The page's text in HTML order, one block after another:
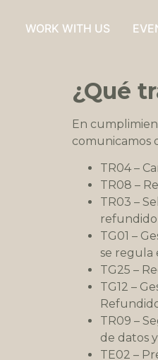
WORK WITH US
¿Qué
En
comunicamos
TR04 –
TR08 –
TR03 –
refundido
TG01 –
se regula
TG25 –
TG12 –
TR09 –
de datos
TE02 –